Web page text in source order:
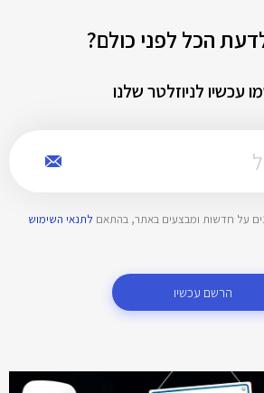
הכל לפני כולם?
עכשיו לניוזלטר שלנו
על חדשות ומבצעים באתר, בהתאם לתנאי השימוש
הרשם עכשיו